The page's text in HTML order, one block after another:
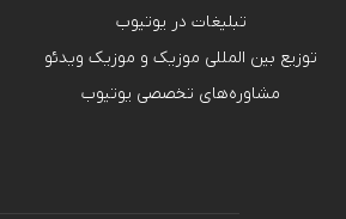
تبلیغات در یوتیوب
توزیع بین المللی موزیک و موزیک ویدئو
مشاوره‌های تخصصی یوتیوب